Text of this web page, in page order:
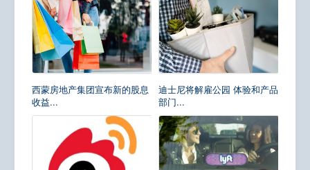
西蒙房地产集团宣布新的股息
收益...
迪士尼将解雇公园 体验和产品
部门...